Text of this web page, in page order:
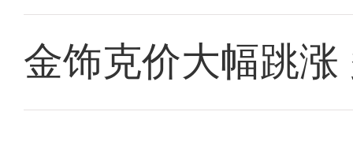
金饰克价大幅跳